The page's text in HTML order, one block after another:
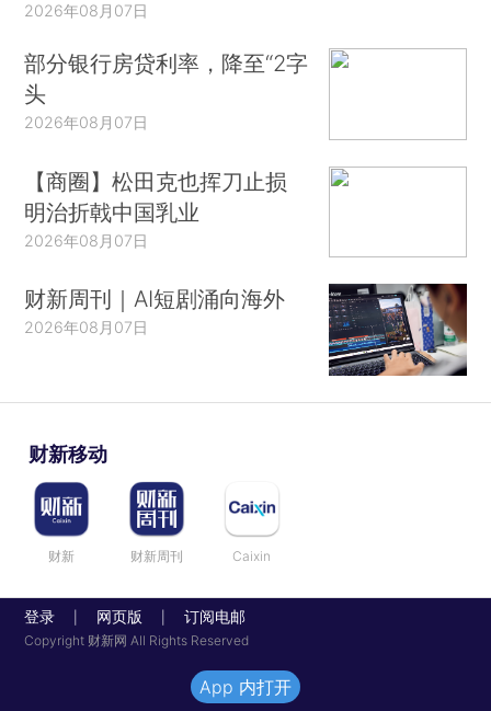
2026年08月07日
部分银行房贷利率，降至“2字
头
2026年08月07日
【商圈】松田克也挥刀止损
明治折戟中国乳业
2026年08月07日
财新周刊｜AI短剧涌向海外
2026年08月07日
财新移动
财新 财新周刊 Caixin
登录 网页版 订阅电邮
Copyright 财新网 All Rights Reserved
App 内打开